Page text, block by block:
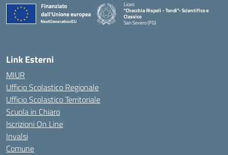
Liceo
"Checchia Rispoli - Tondi"- Scientifico e
Classico
San Severo (FG)
Link Esterni
MIUR
Ufficio Scolastico Regionale
Ufficio Scolastico Territoriale
Scuola in Chiaro
Iscrizioni On Line
Invalsi
Comune